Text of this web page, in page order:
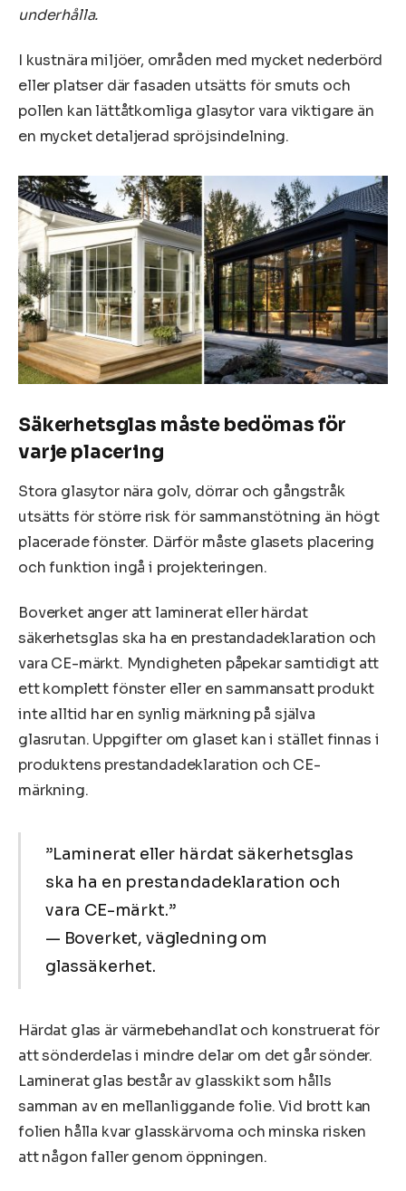
underhålla.
I kustnära miljöer, områden med mycket nederbörd
eller platser där fasaden utsätts för smuts och
pollen kan lättåtkomliga glasytor vara viktigare än
en mycket detaljerad spröjsindelning.
Säkerhetsglas måste bedömas för
varje placering
Stora glasytor nära golv, dörrar och gångstråk
utsätts för större risk för sammanstötning än högt
placerade fönster. Därför måste glasets placering
och funktion ingå i projekteringen.
Boverket anger att laminerat eller härdat
säkerhetsglas ska ha en prestandadeklaration och
vara CE-märkt. Myndigheten påpekar samtidigt att
ett komplett fönster eller en sammansatt produkt
inte alltid har en synlig märkning på själva
glasrutan. Uppgifter om glaset kan i stället finnas i
produktens prestandadeklaration och CE-
märkning.
”Laminerat eller härdat säkerhetsglas
ska ha en prestandadeklaration och
vara CE-märkt.”
— Boverket, vägledning om
glassäkerhet.
Härdat glas är värmebehandlat och konstruerat för
att sönderdelas i mindre delar om det går sönder.
Laminerat glas består av glasskikt som hålls
samman av en mellanliggande folie. Vid brott kan
folien hålla kvar glasskärvorna och minska risken
att någon faller genom öppningen.